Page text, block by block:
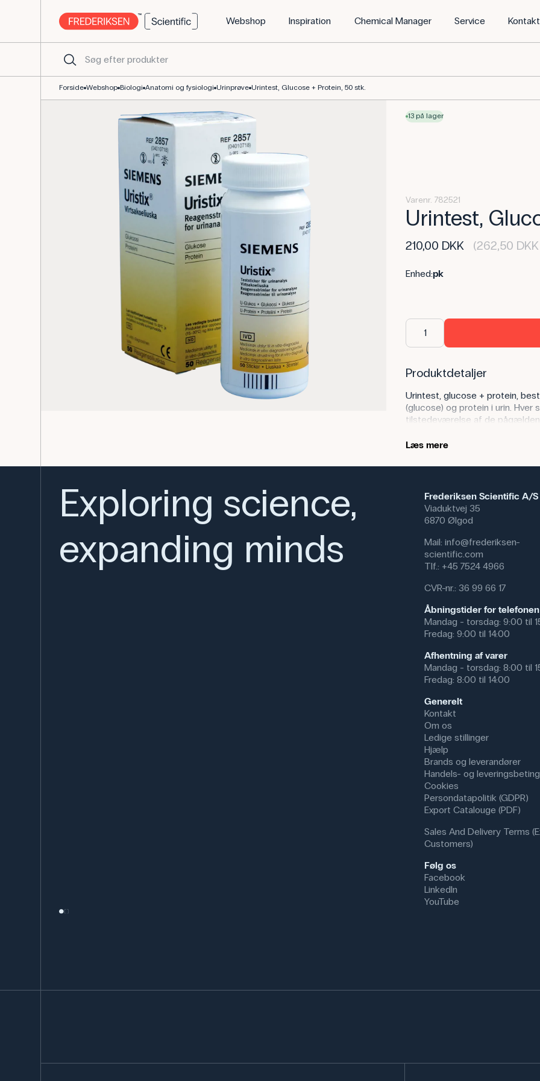
Webshop Inspiration Chemical Manager Service Kontakt
Forside Webshop Biologi Anatomi og fysiologi Urinprøve Urintest, Glucose + Protein, 50 stk.
13 på lager
Varenr. 782521
Urintest,
210,00 DKK (262,50
Enhed:pk
Produktdetaljer
Urintest, glucose + protein,
(glucose) og protein i urin.
tilstedeværelse af de
Strimlerne kan også anvendes
Anvendelse af produktet
I undervisningen kan
demonstrere, hvordan man
kan fx undersøge glucose i en
fx mølk. Dette giver en konkret
Et enkelt elevforsøg kan være
opløsning og se, hvordan
både observation,
I praksis anvendes
screeningsværktøj for diabetes
undersøgelser.
Et praktisk tip er at instruere
resultat.
Specifikationer
Læs mere
Exploring science,
expanding minds
Frederiksen Scientific A/S
Viaduktvej 35
6870 Ølgod
Mail: info@frederiksen-
scientific.com
Tlf.: +45 7524 4966
CVR-nr.: 36 99 66 17
Åbningstider for telefonen
Mandag - torsdag: 9:00 til
Fredag: 9:00 til 14:00
Afhentning af varer
Mandag - torsdag: 8:00 til
Fredag: 8:00 til 14:00
Generelt
Kontakt
Om os
Ledige stillinger
Hjælp
Brands og leverandører
Handels- og
Cookies
Persondatapolitik (GDPR)
Export Catalouge (PDF)
Sales And Delivery Terms
Customers)
Følg os
Facebook
LinkedIn
YouTube